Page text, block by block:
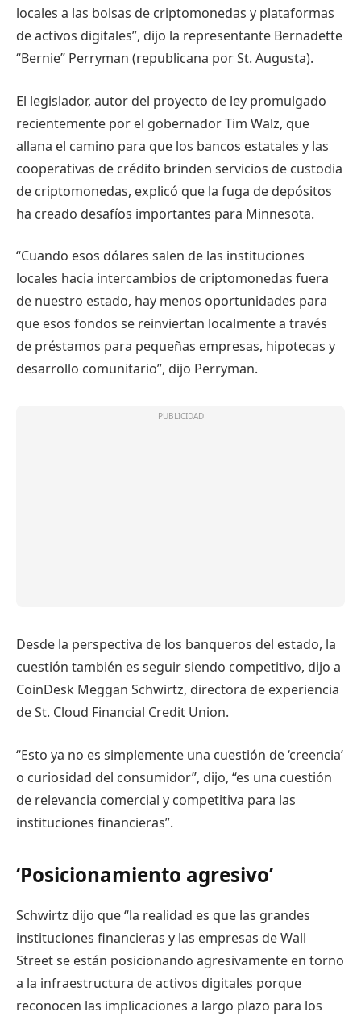
locales a las bolsas de criptomonedas y plataformas
de activos digitales”, dijo la representante Bernadette
“Bernie” Perryman (republicana por St. Augusta).
El legislador, autor del proyecto de ley promulgado
recientemente por el gobernador Tim Walz, que
allana el camino para que los bancos estatales y las
cooperativas de crédito brinden servicios de custodia
de criptomonedas, explicó que la fuga de depósitos
ha creado desafíos importantes para Minnesota.
“Cuando esos dólares salen de las instituciones
locales hacia intercambios de criptomonedas fuera
de nuestro estado, hay menos oportunidades para
que esos fondos se reinviertan localmente a través
de préstamos para pequeñas empresas, hipotecas y
desarrollo comunitario”, dijo Perryman.
Desde la perspectiva de los banqueros del estado, la
cuestión también es seguir siendo competitivo, dijo a
CoinDesk Meggan Schwirtz, directora de experiencia
de St. Cloud Financial Credit Union.
“Esto ya no es simplemente una cuestión de ‘creencia’
o curiosidad del consumidor”, dijo, “es una cuestión
de relevancia comercial y competitiva para las
instituciones financieras”.
‘Posicionamiento agresivo’
Schwirtz dijo que “la realidad es que las grandes
instituciones financieras y las empresas de Wall
Street se están posicionando agresivamente en torno
a la infraestructura de activos digitales porque
reconocen las implicaciones a largo plazo para los